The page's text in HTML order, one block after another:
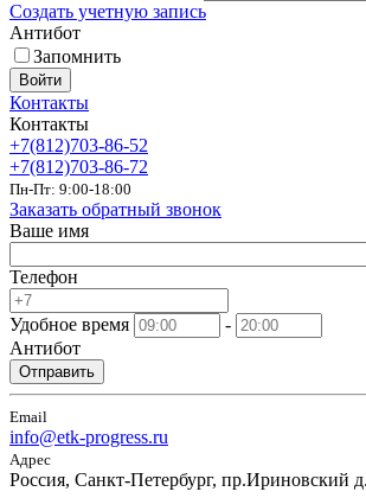
Создать учетную запись
Антибот
Запомнить
Войти
Контакты
Контакты
+7(812)703-86-52
+7(812)703-86-72
Пн-Пт: 9:00-18:00
Заказать обратный звонок
Ваше имя
Телефон
Удобное время
-
Антибот
Отправить
Email
info@etk-progress.ru
Адрес
Россия, Санкт-Петербург, пр.Ириновский